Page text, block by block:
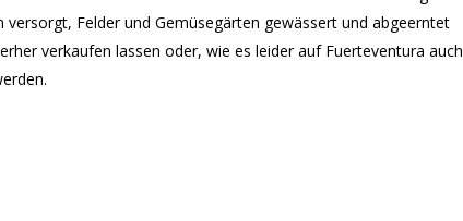
Felder und Gemüsegärten gewässert und abgeerntet
verkaufen lassen oder, wie es leider auf Fuerteventura auch